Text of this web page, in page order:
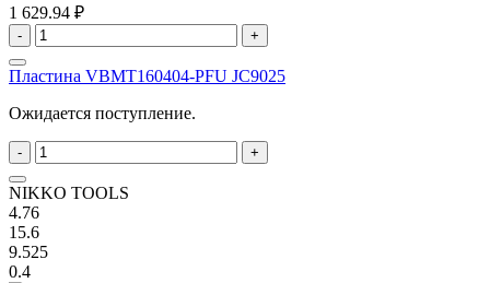
1 629.94 ₽
- +
Пластина VBMT160404-PFU JC9025
Ожидается поступление.
- +
NIKKO TOOLS
4.76
15.6
9.525
0.4